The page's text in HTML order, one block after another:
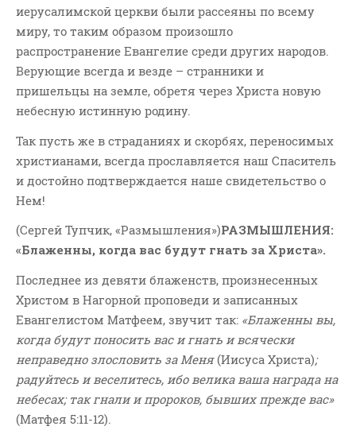
иерусалимской церкви были рассеяны по всему
миру, то таким образом произошло
распространение Евангелие среди других народов.
Верующие всегда и везде – странники и
пришельцы на земле, обретя через Христа новую
небесную истинную родину.
Так пусть же в страданиях и скорбях, переносимых
христианами, всегда прославляется наш Спаситель
и достойно подтверждается наше свидетельство о
Нем!
(Сергей Тупчик, «Размышления»)РАЗМЫШЛЕНИЯ:
«Блаженны, когда вас будут гнать за Христа».
Последнее из девяти блаженств, произнесенных
Христом в Нагорной проповеди и записанных
Евангелистом Матфеем, звучит так: «Блаженны вы,
когда будут поносить вас и гнать и всячески
неправедно злословить за Меня(Иисуса Христа);
радуйтесь и веселитесь, ибо велика ваша награда на
небесах; так гнали и пророков, бывших прежде вас»
(Матфея 5:11-12).